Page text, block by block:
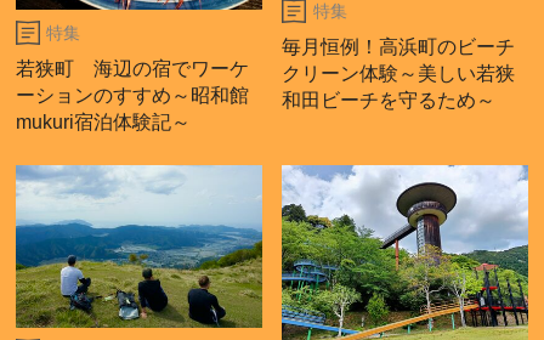
特集
若狭町 海辺の宿でワーケ
ーションのすすめ～昭和館
mukuri宿泊体験記～
特集
毎月恒例！高浜町のビーチ
クリーン体験～美しい若狭
和田ビーチを守るため～